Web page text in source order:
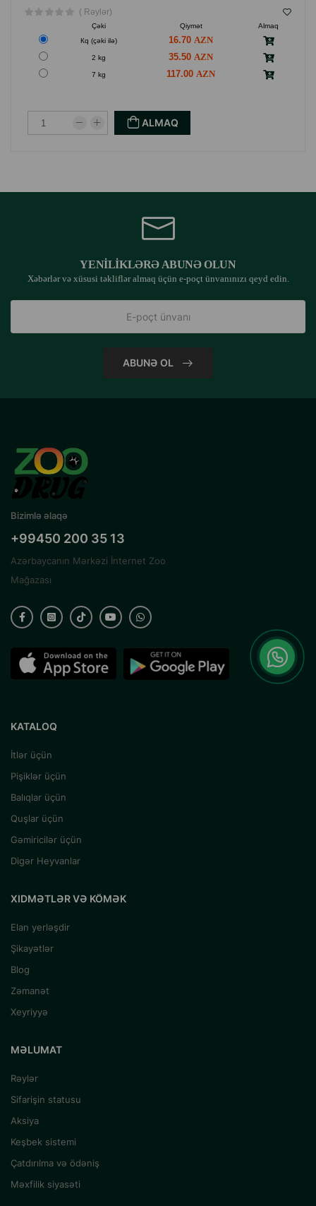
( Rəylər)
Çəki Qiymət
Almaq
Кq (çəki ilə)
16.70
2 kg 35.50
7 kg 117.00
ALMAQ
YENILIKLƏRƏ ABUNƏ OLUN
Xəbərlər və xüsusi təkliflər almaq üçün e-poçt ünvanınızı qeyd edin.
ABUNƏ OL
Bizimlə əlaqə
+99450 200 35 13
Azərbaycanın Mərkəzi İnternet Zoo
Mağazası
KATALOQ
İtlər üçün
Pişiklər üçün
Balıqlar üçün
Quşlar üçün
Gəmiricilər üçün
Digər Heyvanlar
XIDMƏTLƏR VƏ KÖMƏK
Elan yerləşdir
Şikayətlər
Blog
Zəmanət
Xeyriyyə
MƏLUMAT
Rəylər
Sifarişin statusu
Aksiya
Keşbek sistemi
Çatdırılma və ödəniş
Məxfilik siyasəti